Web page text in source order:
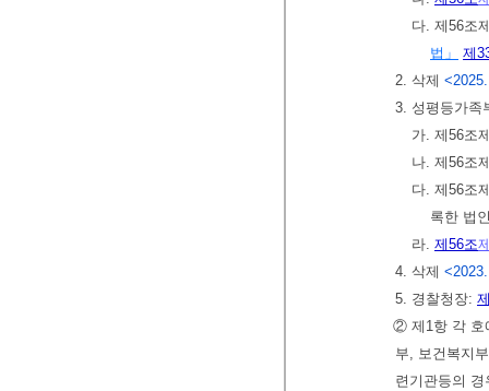
다. 제56조
법」
제
2. 삭제
3. 성평등가족
가. 제56조
나. 제56조
다. 제56조
록한 법
라. 제56조
4. 삭제
5. 경찰청장:
② 제1항 각 호
부, 보건복지
련기관등의